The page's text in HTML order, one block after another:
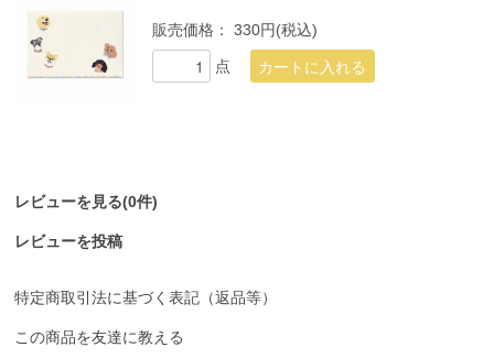
販売価格：330円(税込)
点
レビューを見る(0件)
レビューを投稿
特定商取引法に基づく表記（返品等）
この商品を友達に教える